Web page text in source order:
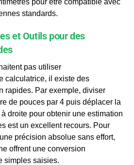
standards.
et Outils pour des
pas utiliser
calculatrice, il existe des
rapides. Par exemple, diviser
de pouces par 4 puis déplacer la
droite pour obtenir une estimation
est un excellent recours. Pour
précision absolue sans effort,
offrent une conversion
simples saisies.